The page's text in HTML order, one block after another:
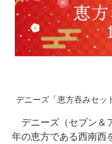
デニーズ「恵方吞みセッ
デニーズ（セブン＆
年の恵方である西南西